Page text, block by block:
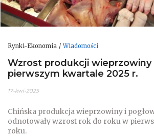
Rynki-Ekonomia Wiadomości
Wzrost produkcji
pierwszym kwartale 2025 r.
17-kwi-2025
Chińska produkcja wieprzowiny i
odnotowały wzrost rok do roku w
roku.